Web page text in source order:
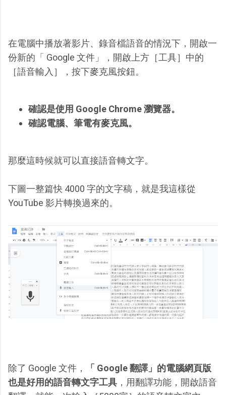
在電腦中播放著影片、錄音檔語音的情況下，開啟一
份新的「 Google 文件」，開啟上方［工具］中的
［語音輸入］，按下麥克風按鈕。
確認是使用 Google Chrome 瀏覽器。
確認電腦、筆電有麥克風。
那麼這時候就可以直接語音轉文字。
下圖一整篇快 4000 字的文字稿，就是我這樣從
YouTube 影片轉換過來的。
除了 Google 文件，
「 Google 翻譯」的電腦網頁版
也是好用的語音轉文字工具 ，用翻譯功能，開啟語音